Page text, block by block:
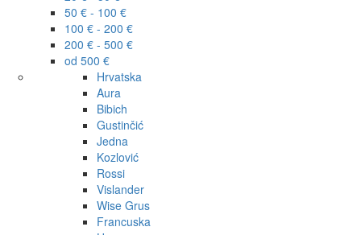
50 € - 100 €
100 € - 200 €
200 € - 500 €
od 500 €
Hrvatska
Aura
Bibich
Gustinčić
Jedna
Kozlović
Rossi
Vislander
Wise Grus
Francuska